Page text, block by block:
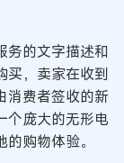
务的文字描述和
买，卖家在收到
消费者签收的新
个庞大的无形电
购物体验。